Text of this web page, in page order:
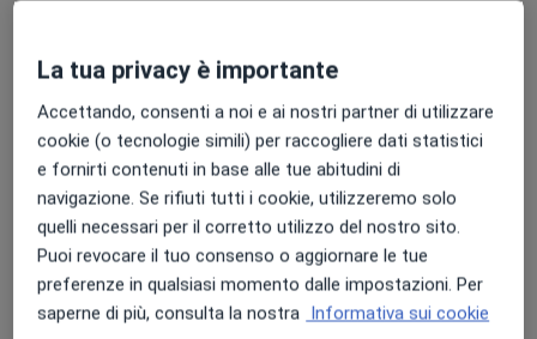
essere vissuta con serenità, senza regole rigide o
schemi troppo restrittivi. Non esiste una dieta valida
per tutti: ogni percorso deve essere costruito su
misura, INSIEME alla persona, rispettando i suoi
bisogni, le sue abitudini e il suo benessere.
Il mio obiettivo non è darti semplicemente un piano
alimentare, ma accompagnarti in un percorso di
consapevolezza alimentare, basata sull’ascolto del
AltroSu di me
Principali patologie trattate
Ipertensione
Colon irritabile
Ipercolesterolemia
Sindrome Metabolica
La tua privacy è importante
Accettando, consenti a noi e ai nostri partner di utilizzare
cookie (o tecnologie simili) per raccogliere dati statistici
e fornirti contenuti in base alle tue abitudini di
navigazione. Se rifiuti tutti i cookie, utilizzeremo solo
quelli necessari per il corretto utilizzo del nostro sito.
Puoi revocare il tuo consenso o aggiornare le tue
preferenze in qualsiasi momento dalle impostazioni. Per
saperne di più, consulta la nostra Informativa sui cookie